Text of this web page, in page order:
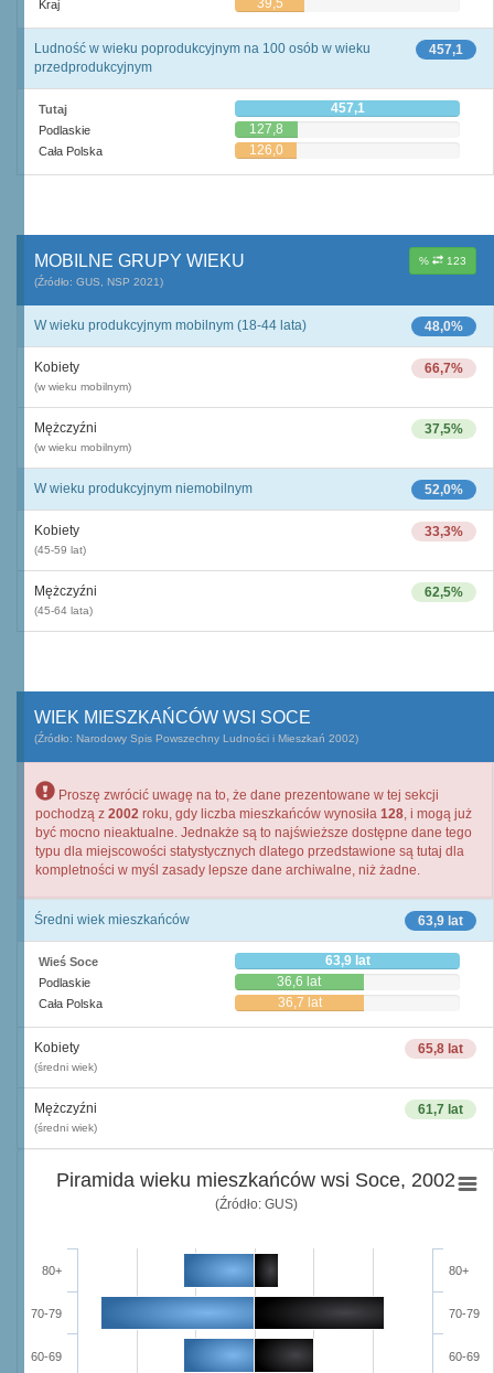
Kraj 39,5
457,1
Ludność w wieku poprodukcyjnym na 100 osób w wieku
przedprodukcyjnym
Tutaj 457,1
Podlaskie 127,8
Cała Polska 126,0
% 123
MOBILNE GRUPY WIEKU
(Źródło: GUS, NSP 2021)
48,0%
W wieku produkcyjnym mobilnym (18-44 lata)
66,7%
Kobiety
(w wieku mobilnym)
37,5%
Mężczyźni
(w wieku mobilnym)
52,0%
W wieku produkcyjnym niemobilnym
33,3%
Kobiety
(45-59 lat)
62,5%
Mężczyźni
(45-64 lata)
WIEK MIESZKAŃCÓW WSI SOCE
(Źródło: Narodowy Spis Powszechny Ludności i Mieszkań 2002)
Proszę zwrócić uwagę na to, że dane prezentowane w tej sekcji
pochodzą z 2002 roku, gdy liczba mieszkańców wynosiła 128, i mogą już
być mocno nieaktualne. Jednakże są to najświeższe dostępne dane tego
typu dla miejscowości statystycznych dlatego przedstawione są tutaj dla
kompletności w myśl zasady lepsze dane archiwalne, niż żadne.
63,9 lat
Średni wiek mieszkańców
Wieś Soce 63,9 lat
Podlaskie 36,6 lat
Cała Polska 36,7 lat
65,8 lat
Kobiety
(średni wiek)
61,7 lat
Mężczyźni
(średni wiek)
Piramida wieku mieszkańców wsi Soce, 2002
(Źródło: GUS)
60-69
70-79
80+
60-69
70-79
80+